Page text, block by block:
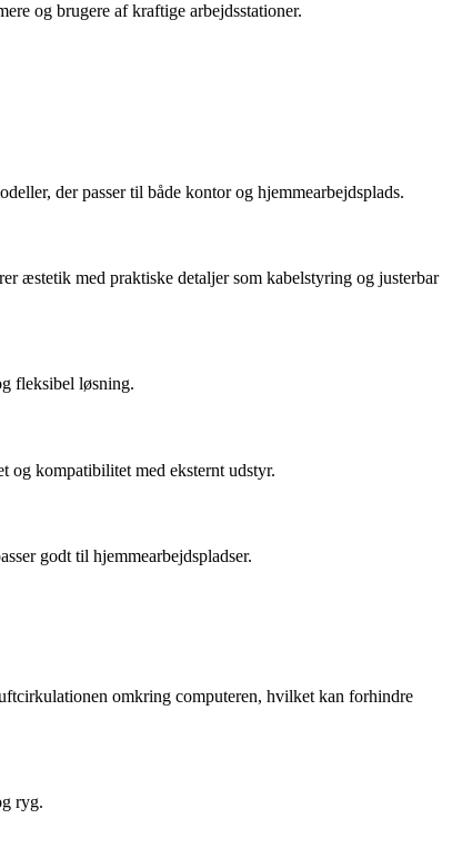
og brugere af kraftige arbejdsstationer.
der passer til både kontor og hjemmearbejdsplads.
æstetik med praktiske detaljer som kabelstyring og justerbar
fleksibel løsning.
og kompatibilitet med eksternt udstyr.
godt til hjemmearbejdspladser.
omkring computeren, hvilket kan forhindre
ryg.